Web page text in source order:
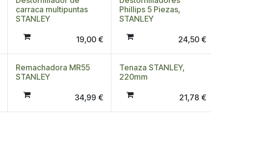
carraca multipuntas
STANLEY
19,00€
Phillips 5 Piezas,
STANLEY
24,50€
Remachadora MR55
STANLEY
34,99 €
Tenaza STANLEY,
220mm
21,78 €